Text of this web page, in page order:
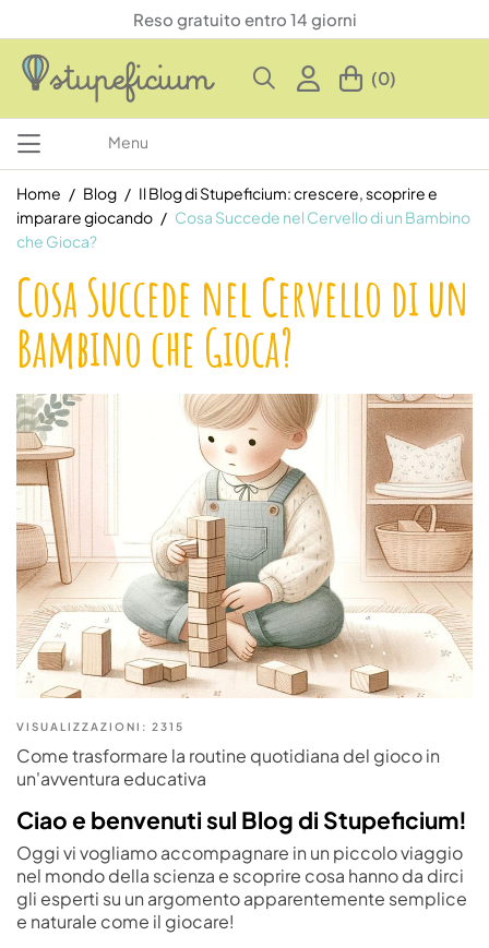
Reso gratuito entro 14 giorni
(0)
Menu
Home Blog
Il Blog di Stupeficium: crescere, scoprire e
imparare giocando
Cosa Succede nel Cervello di un Bambino
che Gioca?
Cosa Succede nel Cervello di un
Bambino che Gioca?
VISUALIZZAZIONI: 2315
Come trasformare la routine quotidiana del gioco in
un'avventura educativa
Ciao e benvenuti sul Blog di Stupeficium!
Oggi vi vogliamo accompagnare in un piccolo viaggio
nel mondo della scienza e scoprire cosa hanno da dirci
gli esperti su un argomento apparentemente semplice
e naturale come il giocare!